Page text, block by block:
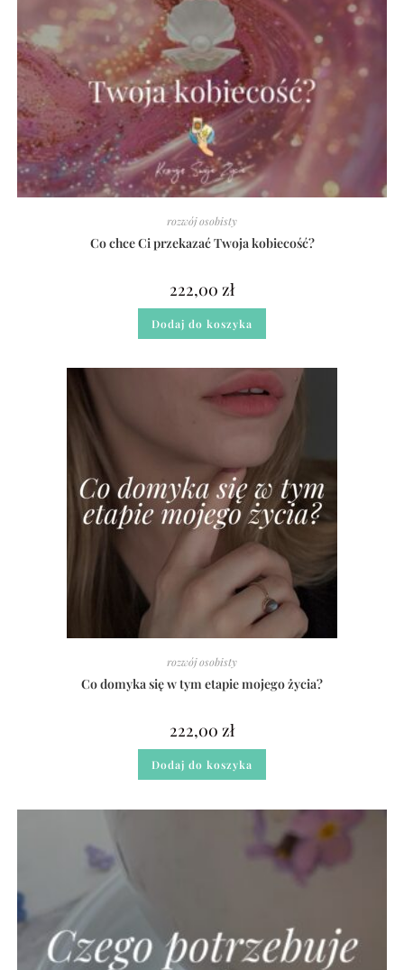
rozwój osobisty
Co chce Ci przekazać Twoja kobiecość?
222,00 zł
Dodaj do koszyka
rozwój osobisty
Co domyka się w tym etapie mojego życia?
222,00 zł
Dodaj do koszyka